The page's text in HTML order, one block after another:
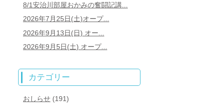
8/1安治川部屋おかみの奮闘記講...
2026年7月25日(土)オープ...
2026年9月13日(日) オー...
2026年9月5日(土) オープ...
カテゴリー
おしらせ (191)